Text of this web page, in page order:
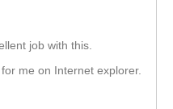
job with this.
me on Internet explorer.